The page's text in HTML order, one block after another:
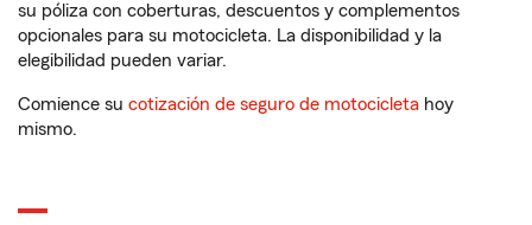
su póliza con coberturas, descuentos y complementos
opcionales para su motocicleta. La disponibilidad y la
elegibilidad pueden variar.
Comience su cotización de seguro de motocicleta hoy
mismo.